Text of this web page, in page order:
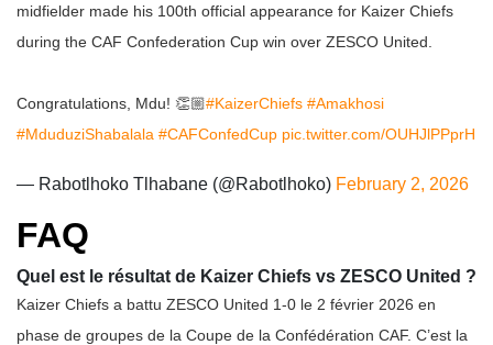
midfielder made his 100th official appearance for Kaizer Chiefs
during the CAF Confederation Cup win over ZESCO United.
Congratulations, Mdu! 👏🏼#KaizerChiefs #Amakhosi
#MduduziShabalala #CAFConfedCup pic.twitter.com/OUHJlPPprH
— Rabotlhoko Tlhabane (@Rabotlhoko) February 2, 2026
FAQ
Quel est le résultat de Kaizer Chiefs vs ZESCO United ?
Kaizer Chiefs a battu ZESCO United 1-0 le 2 février 2026 en
phase de groupes de la Coupe de la Confédération CAF. C’est la